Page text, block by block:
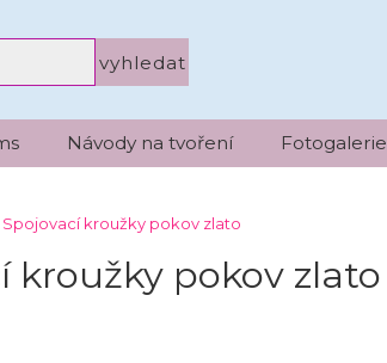
Návody na tvoření Fotogalerie
Spojovací kroužky pokov zlato
kroužky pokov zlato